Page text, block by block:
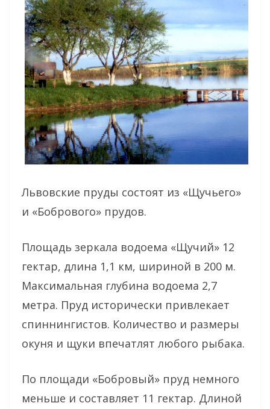
Львовские пруды состоят из «Щучьего»
и «Бобрового» прудов.
Площадь зеркала водоема «Щучий» 12
гектар, длина 1,1 км, шириной в 200 м.
Максимальная глубина водоема 2,7
метра. Пруд исторически привлекает
спиннингистов. Количество и размеры
окуня и щуки впечатлят любого рыбака.
По площади «Бобровый» пруд немного
меньше и составляет 11 гектар. Длиной